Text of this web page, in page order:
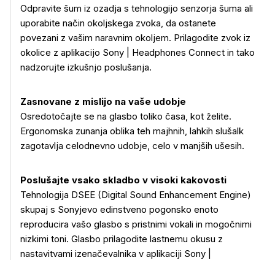
Odpravite šum iz ozadja s tehnologijo senzorja šuma ali
uporabite način okoljskega zvoka, da ostanete
povezani z vašim naravnim okoljem. Prilagodite zvok iz
okolice z aplikacijo Sony | Headphones Connect in tako
nadzorujte izkušnjo poslušanja.
Zasnovane z mislijo na vaše udobje
Osredotočajte se na glasbo toliko časa, kot želite.
Ergonomska zunanja oblika teh majhnih, lahkih slušalk
zagotavlja celodnevno udobje, celo v manjših ušesih.
Poslušajte vsako skladbo v visoki kakovosti
Tehnologija DSEE (Digital Sound Enhancement Engine)
skupaj s Sonyjevo edinstveno pogonsko enoto
reproducira vašo glasbo s pristnimi vokali in mogočnimi
nizkimi toni. Glasbo prilagodite lastnemu okusu z
nastavitvami izenačevalnika v aplikaciji Sony |